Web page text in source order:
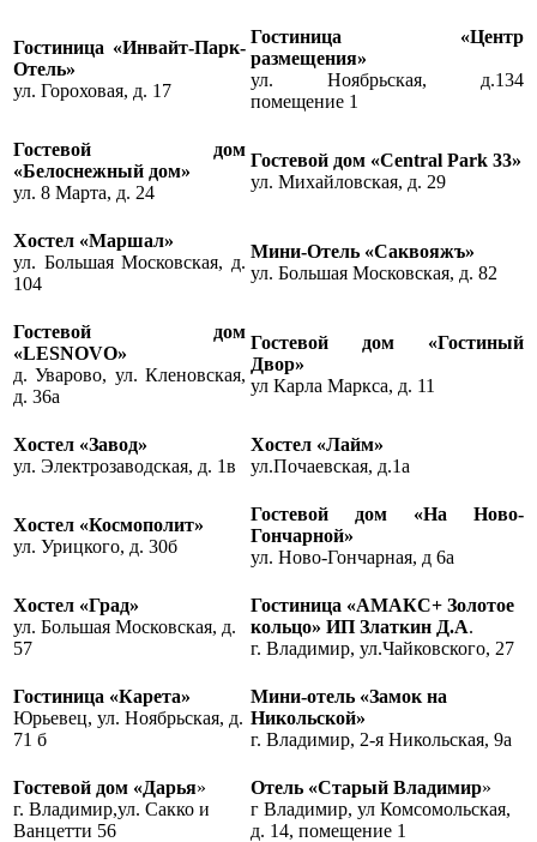
Гостиница «Инвайт-Парк-
Отель»
ул. Гороховая, д. 17
Гостиница «Центр
размещения»
ул. Ноябрьская, д.134
помещение 1
Гостевой дом
«Белоснежный дом»
ул. 8 Марта, д. 24
Гостевой дом «Central Park 33»
ул. Михайловская, д. 29
Хостел «Маршал»
ул. Большая Московская, д.
104
Мини-Отель «Саквояжъ»
ул. Большая Московская, д. 82
Гостевой дом
«LESNOVO»
д. Уварово, ул. Кленовская,
д. 36а
Гостевой дом «Гостиный
Двор»
ул Карла Маркса, д. 11
Хостел «Завод»
ул. Электрозаводская, д. 1в
Хостел «Лайм»
ул.Почаевская, д.1а
Хостел «Космополит»
ул. Урицкого, д. 30б
Гостевой дом «На Ново-
Гончарной»
ул. Ново-Гончарная, д 6а
Хостел «Град»
ул. Большая Московская, д.
57
Гостиница «АМАКС+ Золотое
кольцо» ИП Златкин Д.А.
г. Владимир, ул.Чайковского, 27
Гостиница «Карета»
Юрьевец, ул. Ноябрьская, д.
71 б
Мини-отель «Замок на
Никольской»
г. Владимир, 2-я Никольская, 9а
Гостевой дом «Дарья»
г. Владимир,ул. Сакко и
Ванцетти 56
Отель «Старый Владимир»
г Владимир, ул Комсомольская,
д. 14, помещение 1